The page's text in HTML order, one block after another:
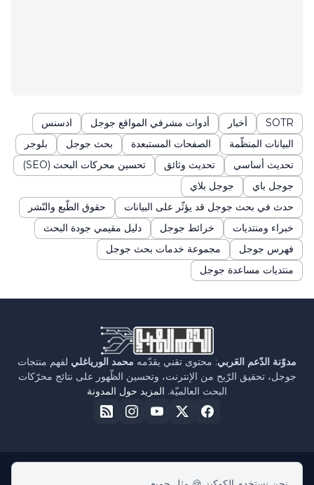
SOTR أخبار أدوات مشرفي المواقع جوجل
ادسنس
البيانات المنظّمة
الصفحات المستبعدة بحث جوجل
بلوجر
تحديث أساسي
تحديث وثائق
تحسين محركات البحث (SEO)
جوجل باي
جوجل بلاي
حدث في بحث جوجل قد يؤثّر على البيانات
حقوق الطّبع والنّشر
خبراء ومنتديات
خرائط جوجل
دليل مقيمي جودة البحث
فهرس جوجل
مجموعة خدمات بحث جوجل
منتديات مساعدة جوجل
مدوّنة الدّعم العَربي: محتوى تقني يقدّمه محمد الورياغلي لفهم منتجات
جوجل، تحقيق الرّبح من الإنترنت، وتحسين الظّهور على نتائج محرّكات
البحث العالميّة. المزيد حول المدونة